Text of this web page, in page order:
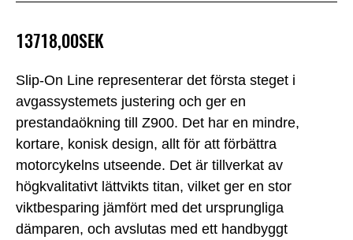
Slip-On Line representerar det första steget i
avgassystemets justering och ger en
prestandaökning till Z900. Det har en mindre,
kortare, konisk design, allt för att förbättra
motorcykelns utseende. Det är tillverkat av
högkvalitativt lättvikts titan, vilket ger en stor
viktbesparing jämfört med det ursprungliga
dämparen, och avslutas med ett handbyggt
13718,00SEK